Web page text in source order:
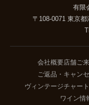
有限
〒108-0071 東京
会社概要店舗ご
ご返品・キャン
ヴィンテージチャート
ワイン情